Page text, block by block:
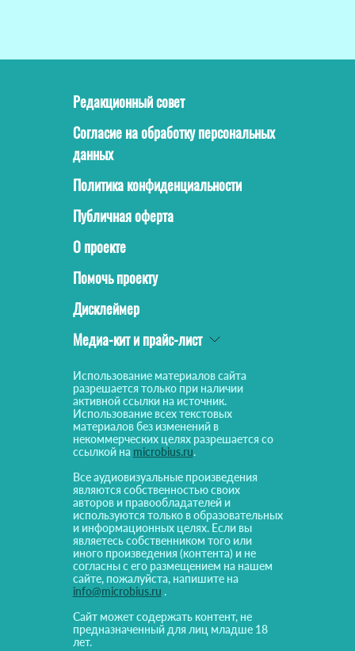
Редакционный совет
Согласие на обработку персональных
данных
Политика конфиденциальности
Публичная оферта
О проекте
Помочь проекту
Дисклеймер
Медиа-кит и прайс-лист
Использование материалов сайта
разрешается только при наличии
активной ссылки на источник.
Использование всех текстовых
материалов без изменений в
некоммерческих целях разрешается со
ссылкой на microbius.ru.
Все аудиовизуальные произведения
являются собственностью своих
авторов и правообладателей и
используются только в образовательных
и информационных целях. Если вы
являетесь собственником того или
иного произведения (контента) и не
согласны с его размещением на нашем
сайте, пожалуйста, напишите на
info@microbius.ru .
Сайт может содержать контент, не
предназначенный для лиц младше 18
лет.